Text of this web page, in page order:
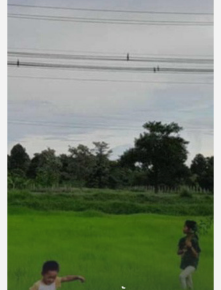
ลิ
สต์
บทความ
ข่าว
และ